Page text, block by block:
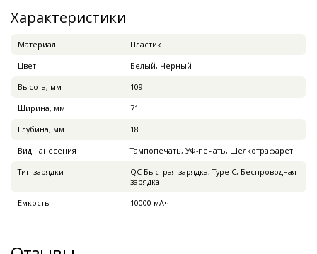
Характеристики
Материал
Пластик
Цвет
Белый, Черный
Высота, мм
109
Ширина, мм
71
Глубина, мм
18
Вид нанесения
Тампопечать, УФ-печать, Шелкотрафарет
Тип зарядки
QC Быстрая зарядка, Type-C, Беспроводная
зарядка
Емкость
10000 мАч